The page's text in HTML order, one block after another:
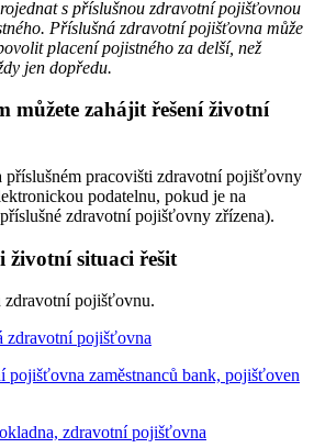
s příslušnou zdravotní pojišťovnou
Příslušná zdravotní pojišťovna může
placení pojistného za delší, než
jen dopředu.
můžete zahájit řešení životní
příslušném pracovišti zdravotní pojišťovny
podatelnu, pokud je na
zdravotní pojišťovny zřízena).
životní situaci řešit
zdravotní pojišťovnu.
zdravotní pojišťovna
pojišťovna zaměstnanců bank, pojišťoven
zdravotní pojišťovna